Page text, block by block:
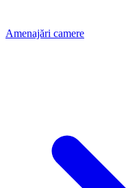
Amenajări camere